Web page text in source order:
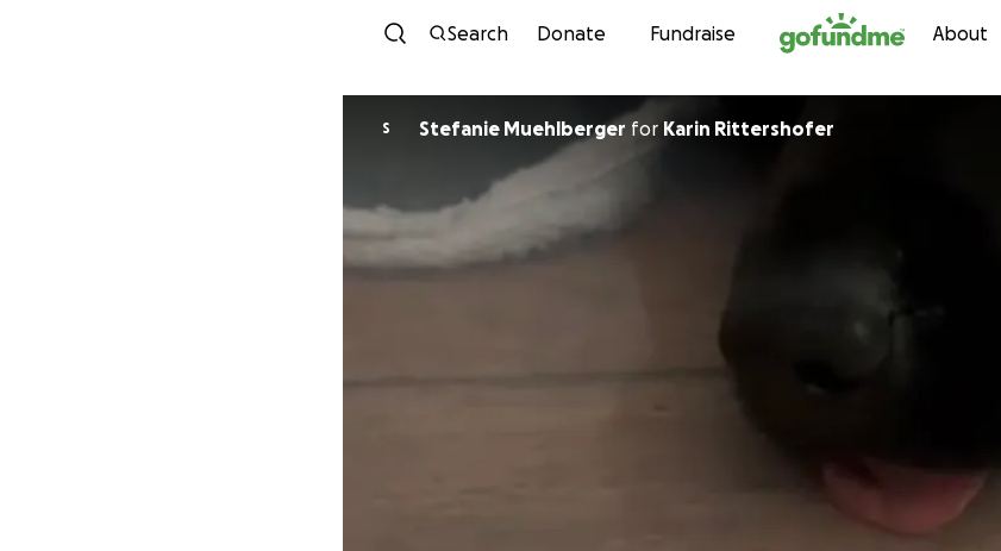
Skip to content
Search Donate Fundraise About
S Stefanie Muehlberger for Karin Rittershofer